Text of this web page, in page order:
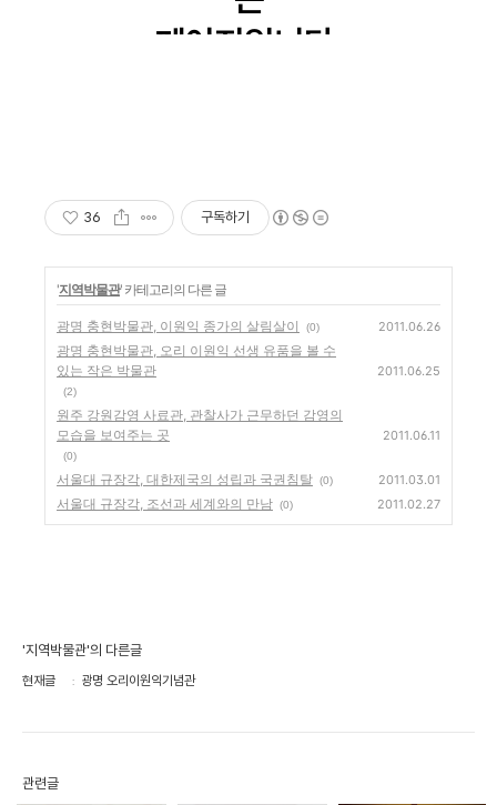
36 구독하기
'지역박물관' 카테고리의 다른 글
광명 충현박물관, 이원익 종가의 살림살이 (0) 2011.06.26
광명 충현박물관, 오리 이원익 선생 유품을 볼 수
있는 작은 박물관
(2)
2011.06.25
원주 강원감영 사료관, 관찰사가 근무하던 감영의
모습을 보여주는 곳
(0)
2011.06.11
서울대 규장각, 대한제국의 성립과 국권침탈 (0) 2011.03.01
서울대 규장각, 조선과 세계와의 만남 (0) 2011.02.27
'지역박물관'의 다른글
현재글 광명 오리이원익기념관
관련글